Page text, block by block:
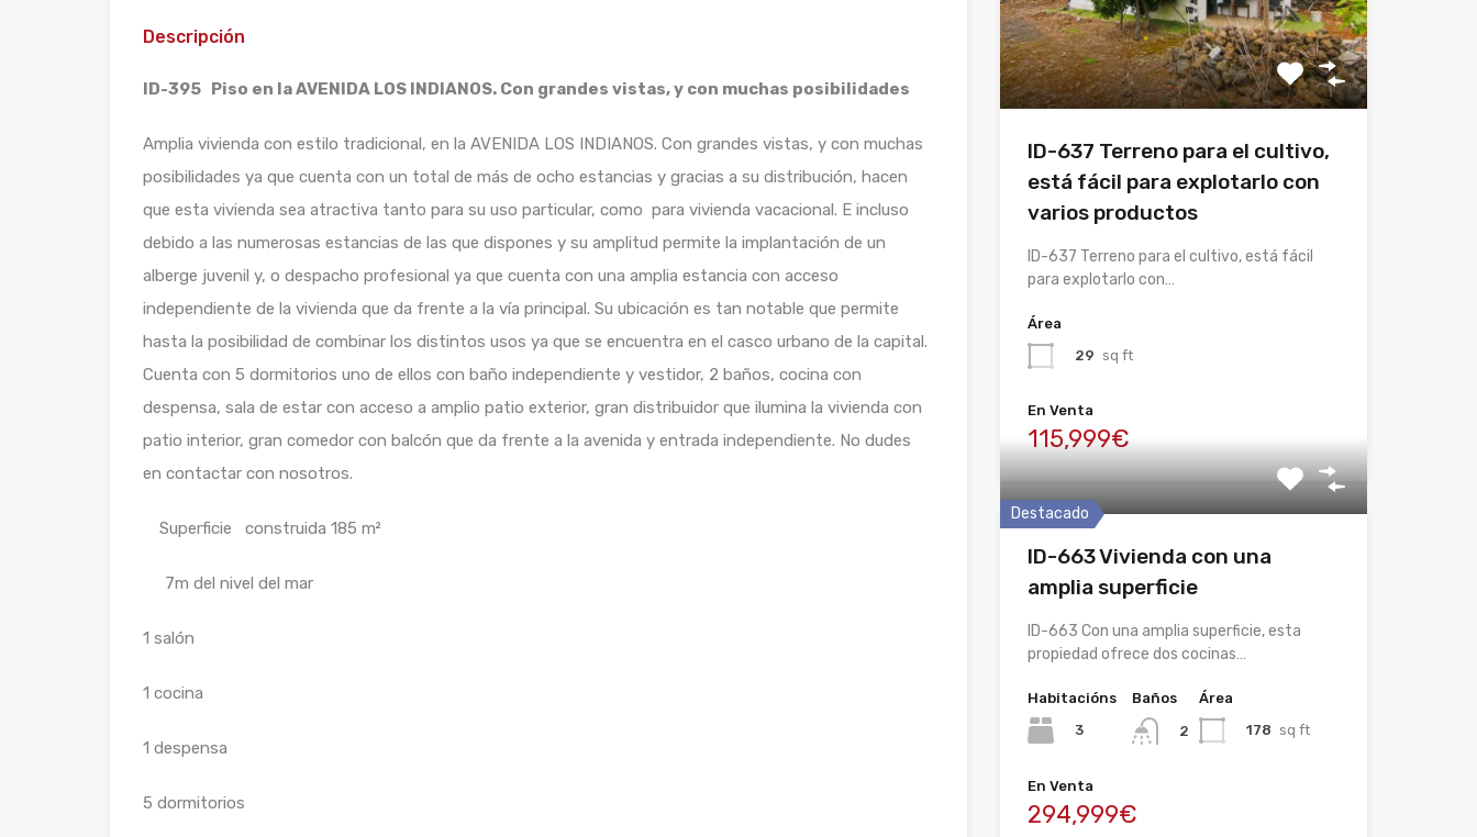
Descripción
ID-395 Piso en la AVENIDA LOS INDIANOS. Con grandes vistas, y con muchas posibilidades
Amplia vivienda con estilo tradicional, en la AVENIDA LOS INDIANOS. Con grandes vistas, y con muchas
posibilidades ya que cuenta con un total de más de ocho estancias y gracias a su distribución, hacen
que esta vivienda sea atractiva tanto para su uso particular, como para vivienda vacacional. E incluso
debido a las numerosas estancias de las que dispones y su amplitud permite la implantación de un
alberge juvenil y, o despacho profesional ya que cuenta con una amplia estancia con acceso
independiente de la vivienda que da frente a la vía principal. Su ubicación es tan notable que permite
hasta la posibilidad de combinar los distintos usos ya que se encuentra en el casco urbano de la capital.
Cuenta con 5 dormitorios uno de ellos con baño independiente y vestidor, 2 baños, cocina con
despensa, sala de estar con acceso a amplio patio exterior, gran distribuidor que ilumina la vivienda con
patio interior, gran comedor con balcón que da frente a la avenida y entrada independiente. No dudes
en contactar con nosotros.
Superficie construida 185 m²
7m del nivel del mar
1 salón
1 cocina
1 despensa
5 dormitorios
ID-637 Terreno para el cultivo,
está fácil para explotarlo con
varios productos
ID-637 Terreno para el cultivo, está fácil
para explotarlo con…
Área
29 sq ft
En Venta
115,999€
Destacado
ID-663 Vivienda con una
amplia superficie
ID-663 Con una amplia superficie, esta
propiedad ofrece dos cocinas…
Habitacións
3
Baños
2
Área
178 sq ft
En Venta
294,999€